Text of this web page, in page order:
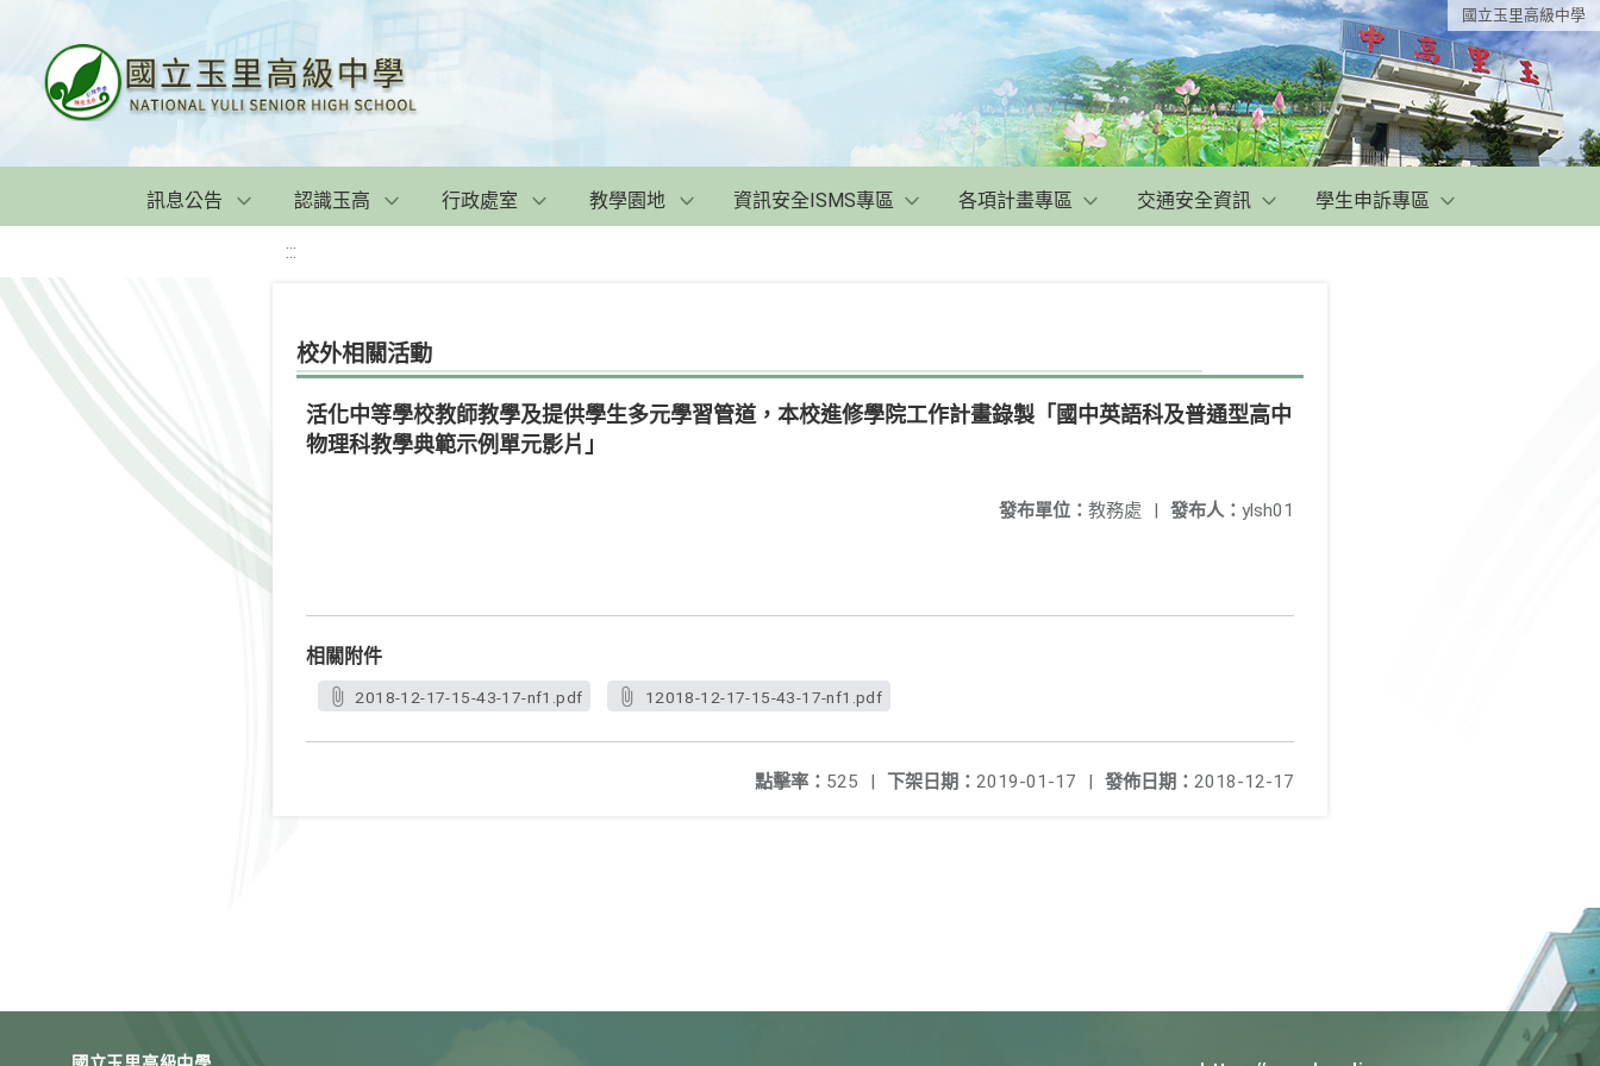
國立玉里高級中學
訊息公告 認識玉高 行政處室 教學園地 資訊安全ISMS專區 各項計畫專區 交通安全資訊 學生申訴專區
:::
校外相關活動
活化中等學校教師教學及提供學生多元學習管道，本校進修學院工作計畫錄製「國中英語科及普通型高中
物理科教學典範示例單元影片」
發布人： ylsh01
發布單位： 教務處 |
相關附件
2018-12-17-15-43-17-nf1.pdf 12018-12-17-15-43-17-nf1.pdf
發佈日期： 2018-12-17
下架日期： 2019-01-17 |
點擊率： 525 |